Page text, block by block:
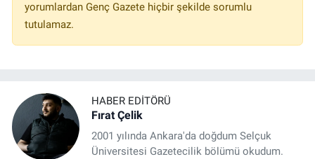
yorumlardan Genç Gazete hiçbir şekilde sorumlu
tutulamaz.
HABER EDITÖRÜ
Fırat Çelik
2001 yılında Ankara'da doğdum Selçuk
Üniversitesi Gazetecilik bölümü okudum.